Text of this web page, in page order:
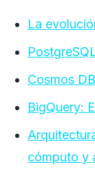
La
Cosmos
BigQuery:
cómputo y